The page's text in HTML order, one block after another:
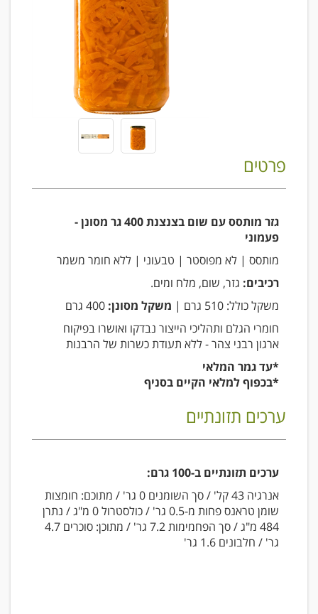
פרטים
גזר מותסס עם שום בצנצנת 400 גר מסונן -
פעמוני
מותסס | לא מפוסטר | טבעוני | ללא חומר משמר
רכיבים: גזר, שום, מלח ומים.
משקל כולל: 510 גרם |
משקל מסונן: 400 גרם
חומרי הגלם ותהליכי הייצור נבדקו ואושרו בפיקוח
ארגון רבני צהר - ללא תעודת כשרות של הרבנות
*עד גמר המלאי
*בכפוף למלאי הקיים בסניף
ערכים תזונתיים
ערכים תזונתיים ב-100 גרם:
אנרגיה 43 קל' / סך השומנים 0 גר' / מתוכם: חומצות
שומן טראנס פחות מ-0.5 גר' / כולסטרול 0 מ"ג / נתרן
484 מ"ג / סך הפחמימות 7.2 גר' / מתוכן: סוכרים 4.7
גר' / חלבונים 1.6 גר'